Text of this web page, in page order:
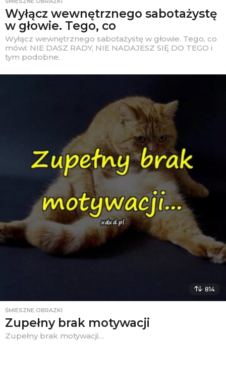
Wyłącz wewnętrznego sabotażystę
w głowie. Tego, co
Wyłącz wewnętrznego sabotażystę w głowie. Tego, co
mówi: NIE DASZ RADY, NIE NADAJESZ SIĘ DO TEGO i
tym podobne.
814
ŚMIESZNE OBRAZKI
Zupełny brak motywacji
Zupełny brak motywacji…